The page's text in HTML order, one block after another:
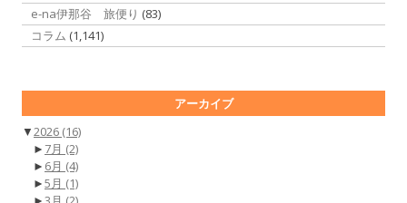
e-na伊那谷 旅便り (83)
コラム (1,141)
アーカイブ
▼2026 (16)
► 7月 (2)
► 6月 (4)
►5月 (1)